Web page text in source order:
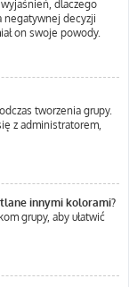
dlaczego
negatywnej decyzji
on swoje powody.
tworzenia grupy.
z administratorem,
innymi kolorami?
grupy, aby ułatwić